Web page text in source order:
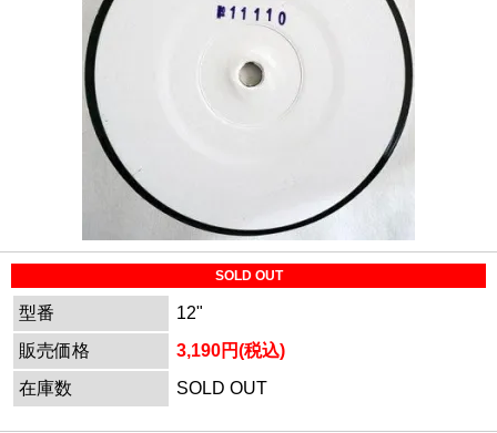
SOLD OUT
型番
12"
販売価格
3,190円(税込)
在庫数
SOLD OUT